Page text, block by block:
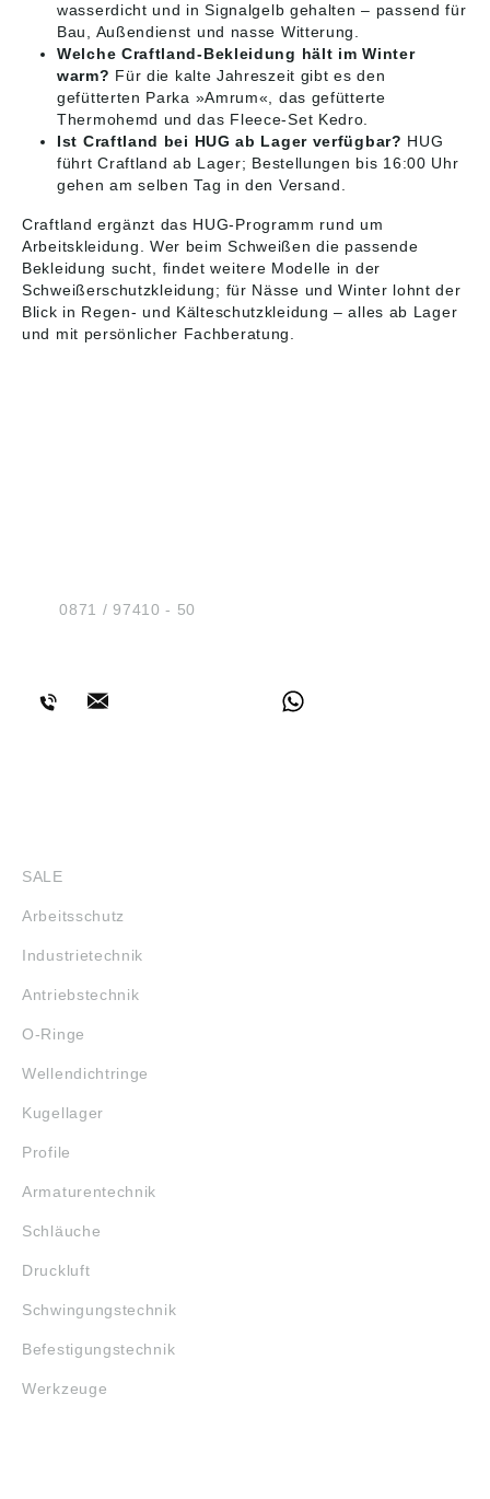
wasserdicht und in Signalgelb gehalten – passend für
Bau, Außendienst und nasse Witterung.
Welche Craftland-Bekleidung hält im Winter
warm? Für die kalte Jahreszeit gibt es den
gefütterten Parka »Amrum«, das gefütterte
Thermohemd und das Fleece-Set Kedro.
Ist Craftland bei HUG ab Lager verfügbar? HUG
führt Craftland ab Lager; Bestellungen bis 16:00 Uhr
gehen am selben Tag in den Versand.
Craftland ergänzt das HUG-Programm rund um
Arbeitskleidung . Wer beim Schweißen die passende
Bekleidung sucht, findet weitere Modelle in der
Schweißerschutzkleidung; für Nässe und Winter lohnt der
Blick in Regen- und Kälteschutzkleidung – alles ab Lager
und mit persönlicher Fachberatung.
Tel.:0871 / 97410 - 50
SALE
Arbeitsschutz
Industrietechnik
Antriebstechnik
O-Ringe
Wellendichtringe
Kugellager
Profile
Armaturentechnik
Schläuche
Druckluft
Schwingungstechnik
Befestigungstechnik
Werkzeuge